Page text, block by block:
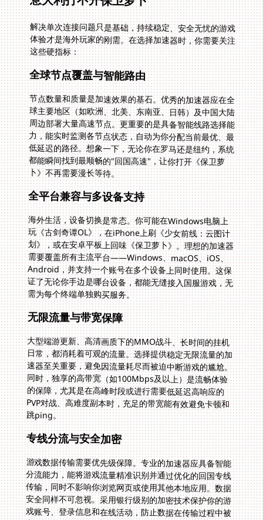
解决单次连接问题只是基础，持续稳定、安全无忧的游戏
体验才是海外玩家的刚需。在选择加速器时，你需要关注
这些硬指标：
全球节点覆盖与智能路由
节点数量和质量是加速效果的基石。优秀的加速器应在全
球主要地区（如欧洲、北美、东南亚、日韩）及中国大陆
周边部署大量高速节点。更重要的是具备智能线路选择能
力，能实时监测各节点状态，自动为你分配当前最优、最
低延迟的路径。想象一下，无论你在罗马还是纽约，系统
都能瞬间找到最顺畅的"回国高速"，让你打开《保卫萝
卜》不再需要漫长等待。
全平台兼容与多设备支持
海外生活，设备切换是常态。你可能在Windows电脑上
玩《古剑奇谭OL》，在iPhone上刷《少女前线：云图计
划》，或在安卓平板上回味《保卫萝卜》。理想的加速器
需要覆盖所有主流平台——Windows、macOS、iOS、
Android，并支持一个账号在多个设备上同时使用。这保
证了无论你手边是哪台设备，都能无缝接入国服游戏，无
需为每个终端单独购买服务。
无限流量与带宽保障
大型端游更新、高清画质下的MMO战斗、长时间的挂机
日常，都消耗着可观的流量。选择提供稳定无限流量的加
速器至关重要，避免因流量耗尽而被迫中断游戏的尴尬。
同时，独享的高带宽（如100Mbps及以上）是流畅体验
的保障，尤其是在高峰时段或进行需要低延迟高响应的
PVP对战、高难度副本时，充足的带宽能有效避免卡顿和
跳ping。
专线分流与安全加密
游戏数据传输需要优先级保障。专业的加速器应具备智能
分流能力，能将游戏流量精准识别并通过优化的回国专线
传输，同时不影响你浏览网页或使用其他本地应用。数据
安全同样不可忽视。采用银行级别的加密技术保护你的游
戏账号、登录信息和在线活动，防止数据在传输过程中被